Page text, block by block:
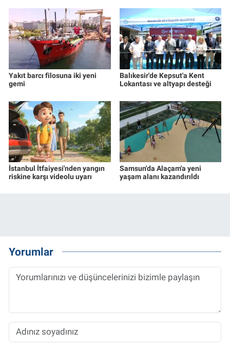
Yakıt barcı filosuna iki yeni
gemi
Balıkesir'de Kepsut'a Kent
Lokantası ve altyapı desteği
İstanbul İtfaiyesi'nden yangın
riskine karşı videolu uyarı
Samsun'da Alaçam'a yeni
yaşam alanı kazandırıldı
Yorumlar